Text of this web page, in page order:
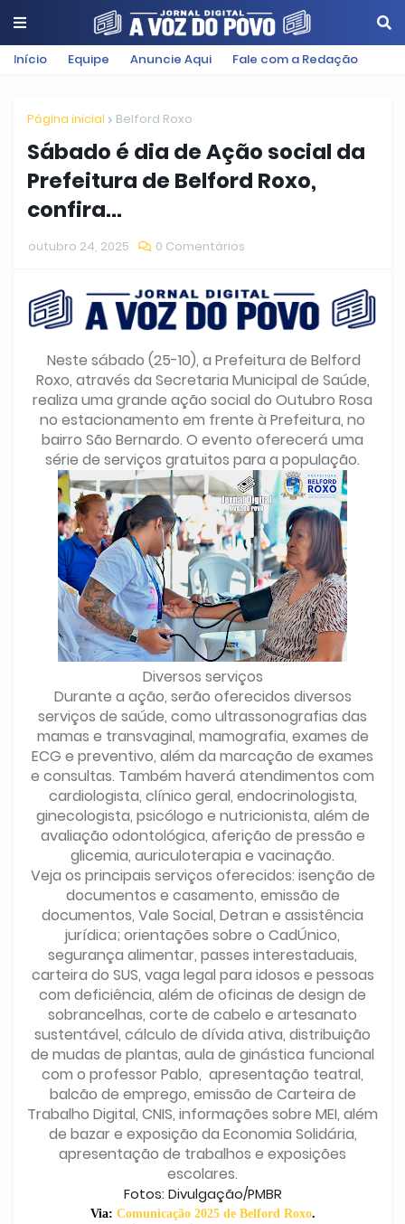
Início Equipe Anuncie Aqui Fale com a Redação
Página inicial Belford Roxo
Sábado é dia de Ação social da
Prefeitura de Belford Roxo,
confira...
outubro 24, 2025 0 Comentários
Neste sábado (25-10), a Prefeitura de Belford
Roxo, através da Secretaria Municipal de Saúde,
realiza uma grande ação social do Outubro Rosa
no estacionamento em frente à Prefeitura, no
bairro São Bernardo. O evento oferecerá uma
série de serviços gratuitos para a população.
Diversos serviços
Durante a ação, serão oferecidos diversos
serviços de saúde, como ultrassonografias das
mamas e transvaginal, mamografia, exames de
ECG e preventivo, além da marcação de exames
e consultas. Também haverá atendimentos com
cardiologista, clínico geral, endocrinologista,
ginecologista, psicólogo e nutricionista, além de
avaliação odontológica, aferição de pressão e
glicemia, auriculoterapia e vacinação.
Veja os principais serviços oferecidos: isenção de
documentos e casamento, emissão de
documentos, Vale Social, Detran e assistência
jurídica; orientações sobre o CadÚnico,
segurança alimentar, passes interestaduais,
carteira do SUS, vaga legal para idosos e pessoas
com deficiência, além de oficinas de design de
sobrancelhas, corte de cabelo e artesanato
sustentável, cálculo de dívida ativa, distribuição
de mudas de plantas, aula de ginástica funcional
com o professor Pablo, apresentação teatral,
balcão de emprego, emissão de Carteira de
Trabalho Digital, CNIS, informações sobre MEI, além
de bazar e exposição da Economia Solidária,
apresentação de trabalhos e exposições
escolares.
Fotos: Divulgação/PMBR
Via: Comunicação 2025 de Belford Roxo.